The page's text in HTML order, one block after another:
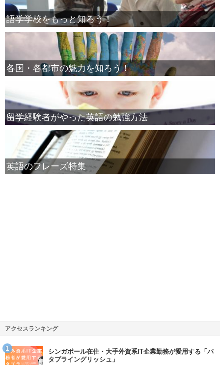
語学学校をもっと知ろう！
各国・各都市の魅力を知ろう！
留学経験者がやった英語の勉強方法
英語のフレーズ特集
アクセスランキング
シンガポール在住・大手外資系IT企業勤務が愛用する「パ
タプライングリッシュ」